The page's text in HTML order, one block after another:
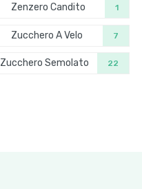
Zenzero Candito 1
Zucchero A Velo 7
Zucchero Semolato 22